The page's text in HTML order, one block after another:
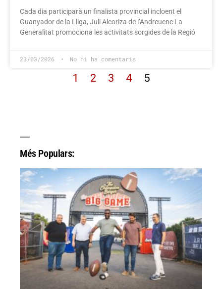
Cada dia participarà un finalista provincial incloent el
Guanyador de la Lliga, Juli Alcoriza de l’Andreuenc La
Generalitat promociona les activitats sorgides de la Regió
23/03/2026 No hi ha comentaris
1 2 3 4 5
Més Populars: